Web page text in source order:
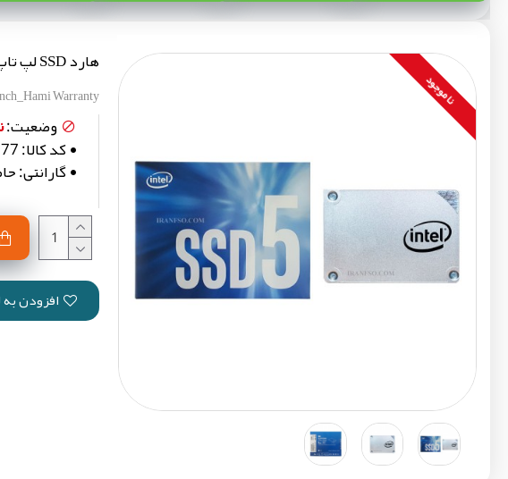
نا موجود
هارد SSD لپ تاپ 480 گیگابایت Intel Sata 2.5Inch گارانتی حامی
Warranty
وضعیت:
کد کالا:
گارانتی:
افزودن